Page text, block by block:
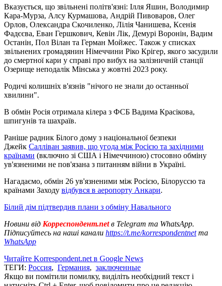
Вказується, що звільнені політв'язні: Ілля Яшин, Володимир
Кара-Мурза, Алсу Курмашова, Андрій Пивоваров, Олег
Орлов, Олександра Скочиленко, Лілія Чанишева, Ксенія
Фадєєва, Еван Гершкович, Кевін Лік, Демурі Воронін, Вадим
Останін, Пол Вілан та Герман Мойжес. Також у списках
звільнених громадянин Німеччини Ріко Крігер, якого засудили
до смертної кари у справі про вибух на залізничній станції
Озерище неподалік Мінська у жовтні 2023 року.
Родичі колишніх в'язнів "нічого не знали до останньої
хвилини".
В обмін Росія отримала кілера з ФСБ Вадима Красікова,
шпигунів та шахраїв.
Раніше радник Білого дому з національної безпеки
Джейк Салліван заявив, що угода між Росією та західними
країнами (включно зі США і Німеччиною) стосовно обміну
ув'язненими не пов'язана з питанням війни в Україні.
Нагадаємо, обмін 26 ув'язненими між Росією, Білоруссю та
країнами Заходу відбувся в аеропорту Анкари.
Білий дім підтвердив плани з обміну Навального
Новини від Корреспондент.netв Telegram та WhatsApp.
Підписуйтесь на наші канали https://t.me/korrespondentnetта
WhatsApp
Читайте Korrespondent.net в Google News
ТЕГИ: Россия, Германия, заключенные
Якщо ви помітили помилку, виділіть необхідний текст і